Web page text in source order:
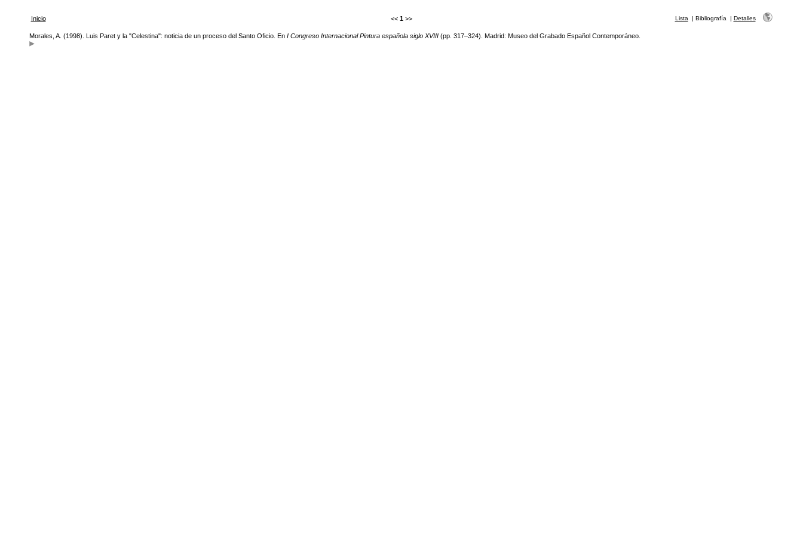
Inicio << 1 >> Lista | Bibliografía | Detalles
Morales, A. (1998). Luis Paret y la "Celestina": noticia de un proceso del Santo Oficio. En I Congreso Internacional Pintura española siglo XVIII(pp. 317–324). Madrid: Museo del Grabado Español Contemporáneo.